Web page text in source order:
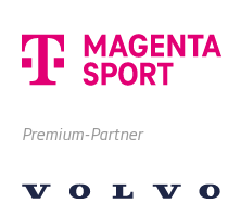
Premium-Partner